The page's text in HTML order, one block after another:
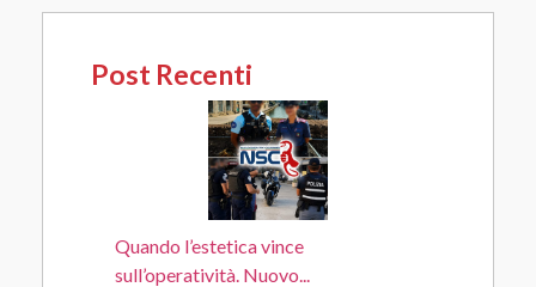
Post Recenti
Quando l’estetica vince
sull’operatività. Nuovo...